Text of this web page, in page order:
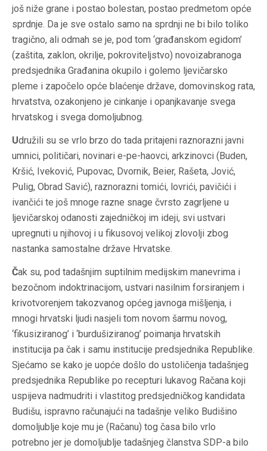
još niže grane i postao bolestan, postao predmetom opće
sprdnje. Da je sve ostalo samo na sprdnji ne bi bilo toliko
tragično, ali odmah se je, pod tom ‘građanskom egidom’
(zaštita, zaklon, okrilje, pokroviteljstvo) novoizabranoga
predsjednika Građanina okupilo i golemo ljevičarsko
pleme i započelo opće blaćenje države, domovinskog rata,
hrvatstva, ozakonjeno je cinkanje i opanjkavanje svega
hrvatskog i svega domoljubnog.
Udružili su se vrlo brzo do tada pritajeni raznorazni javni
umnici, političari, novinari e-pe-haovci, arkzinovci (Buden,
Kršić, Iveković, Pupovac, Dvornik, Beier, Rašeta, Jović,
Pulig, Obrad Savić), raznorazni tomići, lovrići, pavičići i
ivančići te još mnoge razne snage čvrsto zagrljene u
ljevičarskoj odanosti zajedničkoj im ideji, svi ustvari
upregnuti u njihovoj i u fikusovoj velikoj zlovolji zbog
nastanka samostalne države Hrvatske.
Čak su, pod tadašnjim suptilnim medijskim manevrima i
bezočnom indoktrinacijom, ustvari nasilnim forsiranjem i
krivotvorenjem takozvanog općeg javnoga mišljenja, i
mnogi hrvatski ljudi nasjeli tom novom šarmu novog,
‘fikusiziranog’ i ‘burdušiziranog’ poimanja hrvatskih
institucija pa čak i samu institucije predsjednika Republike.
Sjećamo se kako je uopće došlo do ustoličenja tadašnjeg
predsjednika Republike po recepturi lukavog Račana koji
uspijeva nadmudriti i vlastitog predsjedničkog kandidata
Budišu, ispravno računajući na tadašnje veliko Budišino
domoljublje koje mu je (Račanu) tog časa bilo vrlo
potrebno jer je domoljublje tadašnjeg članstva SDP-a bilo